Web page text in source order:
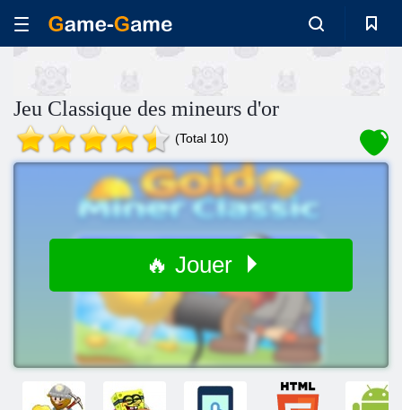
Jeu Classique des mineurs d'or
(Total 10)
🔥 Jouer